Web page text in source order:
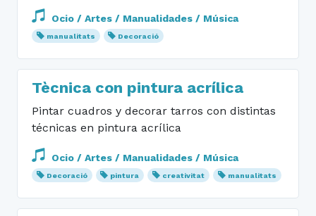
Ocio / Artes / Manualidades / Música
manualitats Decoració
Tècnica con pintura acrílica
Pintar cuadros y decorar tarros con distintas
técnicas en pintura acrílica
Ocio / Artes / Manualidades / Música
Decoració pintura creativitat manualitats